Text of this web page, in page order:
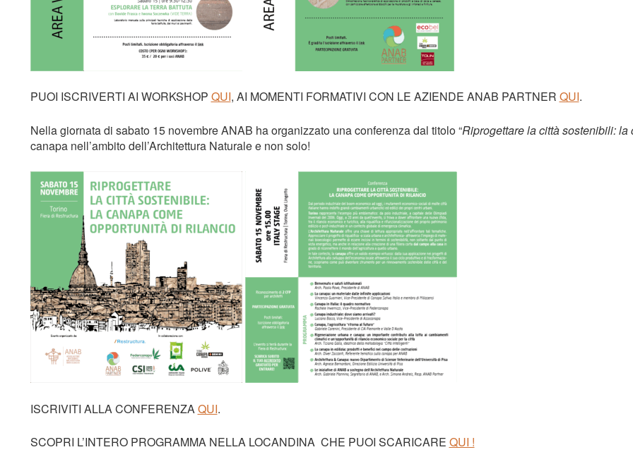
PUOI ISCRIVERTI AI WORKSHOP QUI, AI MOMENTI FORMATIVI CON LE AZIENDE ANAB PARTNER QUI.
Nella giornata di sabato 15 novembre ANAB ha organizzato una conferenza dal titolo “Riprogettare la città sostenibili: la
canapa nell’ambito dell’Architettura Naturale e non solo!
ISCRIVITI ALLA CONFERENZAQUI.
SCOPRI L’INTERO PROGRAMMA NELLA LOCANDINA CHE PUOI SCARICARE QUI !